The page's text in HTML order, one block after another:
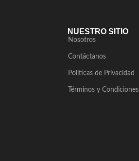
NUESTRO SITIO
Nosotros
Contáctanos
Políticas de Privacidad
Términos y Condiciones